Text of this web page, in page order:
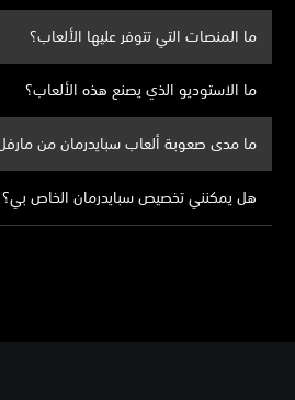
ما المنصات التي تتوفر عليها الألعاب؟
ما الاستوديو الذي يصنع هذه الألعاب؟
ما مدى صعوبة ألعاب سبايدرمان من
هل يمكنني تخصيص سبايدرمان الخاص بي؟